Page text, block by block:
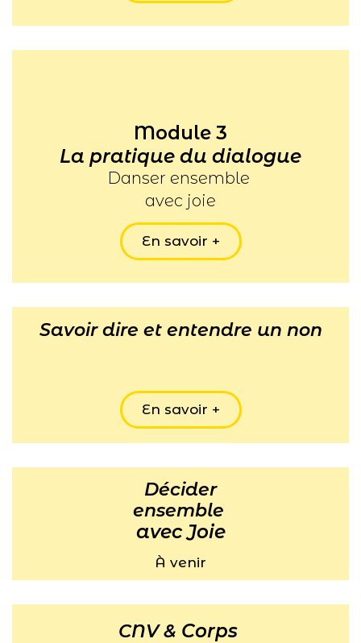
Module 3
La pratique du dialogue
Danser ensemble
avec joie
En savoir +
Savoir dire et entendre un non
En savoir +
Décider
ensemble
avec Joie
À venir
CNV & Corps